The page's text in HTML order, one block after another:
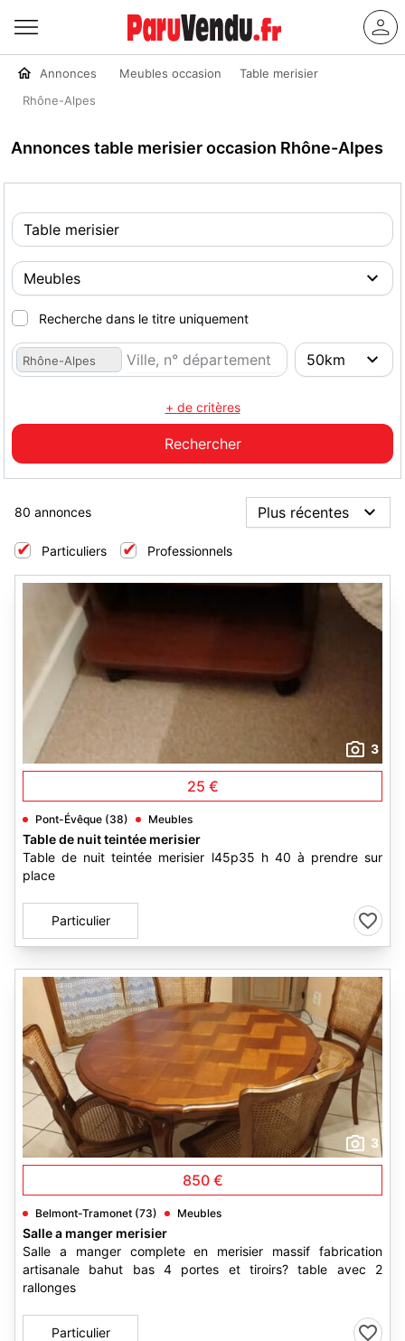
Annonces Meubles occasion
Table merisier
Rhône-Alpes
Annonces table merisier occasion Rhône-Alpes
Recherche dans le titre uniquement
Rhône-Alpes
+ de critères
80 annonces
Particuliers Professionnels
3
25 €
Pont-Évêque (38) Meubles
Table de nuit teintée merisier
Table de nuit teintée merisier l45p35 h 40 à prendre sur
place
Particulier
3
850 €
Belmont-Tramonet (73) Meubles
Salle a manger merisier
Salle a manger complete en merisier massif fabrication
artisanale bahut bas 4 portes et tiroirs? table avec 2
rallonges
Particulier